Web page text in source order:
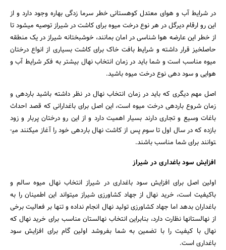
در شرایط آب و هوای معتدل کوهستانی خطر سرما زدگی بهاره وجود دارد و از
این رو ارقام دیرگل در هر نوع درخت میوه برای کاشت در شیراز توصیه می­شود تا
از خطر این عارضه هوا شناسی در امان بمانند، خوشبختانه شیراز در یک منطقه
حاصلخیز قرار داشته و شرایط بافت خاک برای کاشت بسیاری از انواع درختان
میوه مناسب است و شما باید در زمان انتخاب نهال بیشتر به فکر شرایط آب و
هوایی و سود دهی نوع درخت میوه باشید.
اصل مهم دیگری که باید در زمان انتخاب نهال در نظر داشته باشید باردهی و
زمان شروع باردهی درخت میوه است، این اصل برای باغدارانی که قصد احداث
باغات وسیع و تجاری دارند بسیار اهمیت دارد و از این رو درختان پربار و زود
بازده که در سال اول تا سوم پس از کاشت نهال باردهی خود را آغاز می­کنند می­
توانند برای شما مناسب باشند.
افزایش سود باغداری در شیراز
اولین اصل برای افزایش سود باغداری در شیراز انتخاب نهال میوه سالم و
باکیفیت است، خرید نهال از جهاد کشاورزی شیراز می­تواند این اطمینان را به
باغداران بدهد اما جهاد کشاورزی تولید نهال انجام نداده و تنها بر فعالیت برخی
از نهالستان­ها نظارت دارد، بنابراین انتخاب نهالستان مناسب برای خرید نهال که
نهال با کیفیت را با تضمین به شما بفروشد اولین گام برای افزایش سود
باغداری است.